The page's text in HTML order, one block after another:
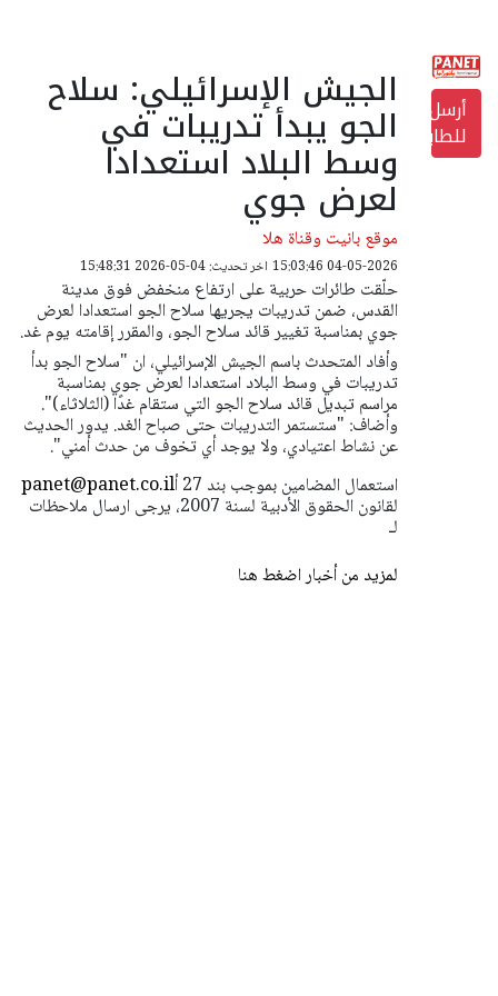
أرسل
للطابعة
الجيش الإسرائيلي: سلاح
الجو يبدأ تدريبات في
وسط البلاد استعدادا
لعرض جوي
موقع بانيت وقناة هلا
04-05-2026 15:03:46 اخر تحديث: 04-05-2026 15:48:31
حلّقت طائرات حربية على ارتفاع منخفض فوق مدينة
القدس، ضمن تدريبات يجريها سلاح الجو استعدادا لعرض
جوي بمناسبة تغيير قائد سلاح الجو، والمقرر إقامته يوم غد.
وأفاد المتحدث باسم الجيش الإسرائيلي، ان "سلاح الجو بدأ
تدريبات في وسط البلاد استعدادا لعرض جوي بمناسبة
مراسم تبديل قائد سلاح الجو التي ستقام غدًا (الثلاثاء)".
وأضاف: "ستستمر التدريبات حتى صباح الغد. يدور الحديث
عن نشاط اعتيادي، ولا يوجد أي تخوف من حدث أمني".
panet@panet.co.ilاستعمال المضامين بموجب بند 27 أ
لقانون الحقوق الأدبية لسنة 2007، يرجى ارسال ملاحظات
لـ
لمزيد من أخبار اضغط هنا